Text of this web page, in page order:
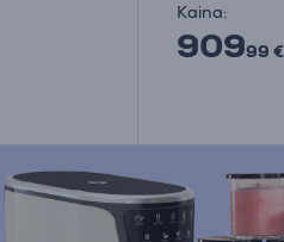
Kaina:
90999 €